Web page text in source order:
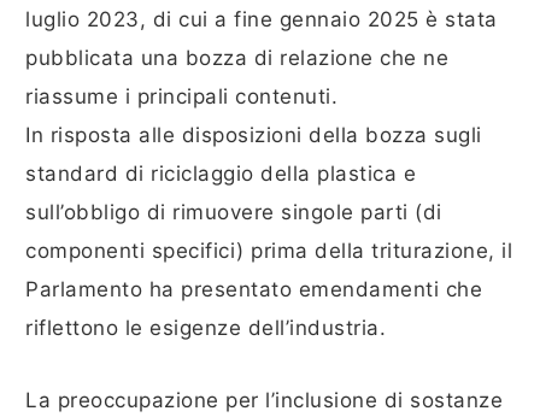
luglio 2023, di cui a fine gennaio 2025 è stata
pubblicata una bozza di relazione che ne
riassume i principali contenuti.
In risposta alle disposizioni della bozza sugli
standard di riciclaggio della plastica e
sull’obbligo di rimuovere singole parti (di
componenti specifici) prima della triturazione, il
Parlamento ha presentato emendamenti che
riflettono le esigenze dell’industria.
La preoccupazione per l’inclusione di sostanze